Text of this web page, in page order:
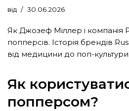
від 30.06.2026
Як Джозеф Міллер і компанія
попперсів. Історія брендів
від медицини до поп-культури.
Як
попперсом?